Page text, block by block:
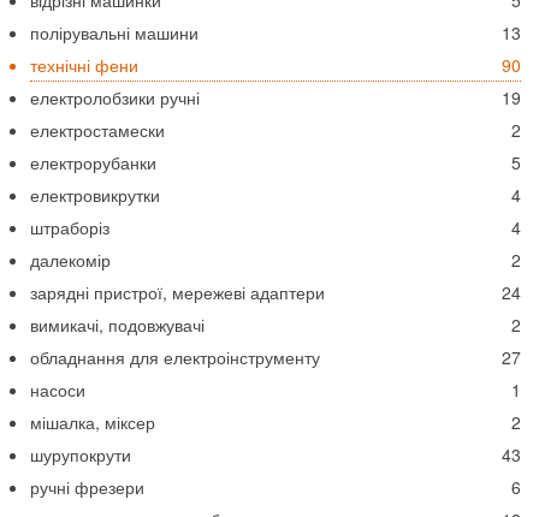
13
полірувальні машини
90
технічні фени
19
електролобзики ручні
2
електростамески
5
електрорубанки
4
електровикрутки
4
штраборіз
2
далекомір
24
зарядні пристрої, мережеві адаптери
2
вимикачі, подовжувачі
27
обладнання для електроінструменту
1
насоси
2
мішалка, міксер
43
шурупокрути
6
ручні фрезери